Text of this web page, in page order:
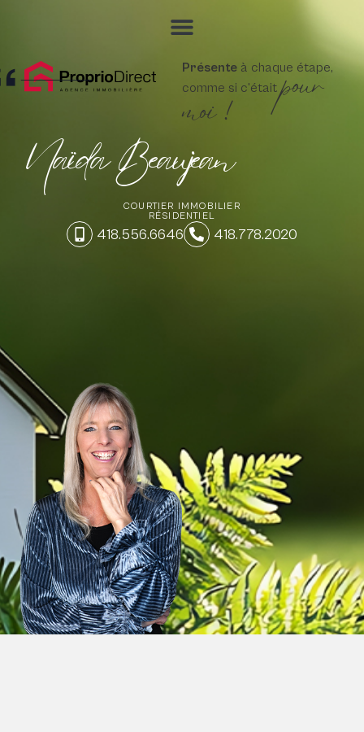
Présenteà chaque étape,
comme si c'était pour
moi !
Naïda Beaujean
COURTIER IMMOBILIER
RÉSIDENTIEL
418.556.6646 418.778.2020